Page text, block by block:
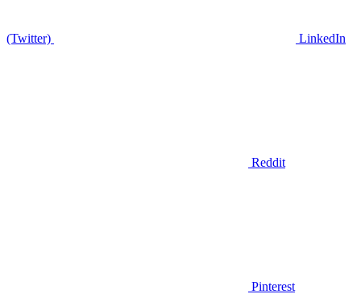
(Twitter) LinkedIn
Reddit
Pinterest